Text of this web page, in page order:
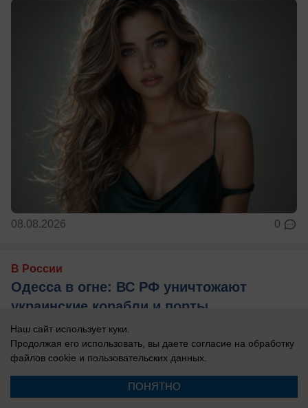
08.08.2026 0
В России
Одесса в огне: ВС РФ уничтожают
украинские корабли и порты
Армия России продолжает наносить системные
удары по портам Одессы.
Наш сайт использует куки.
Продолжая его использовать, вы даете согласие на обработку
файлов cookie и пользовательских данных.
ПОНЯТНО